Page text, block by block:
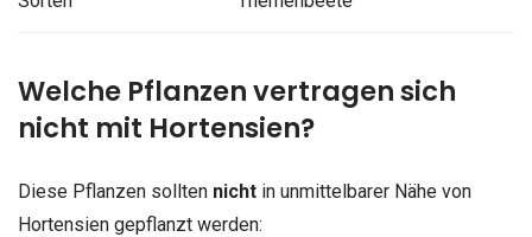
Welche Pflanzen vertragen sich
nicht mit Hortensien?
Diese Pflanzen sollten nicht in unmittelbarer Nähe von
Hortensien gepflanzt werden: